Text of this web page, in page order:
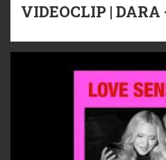
VIDEOCLIP |